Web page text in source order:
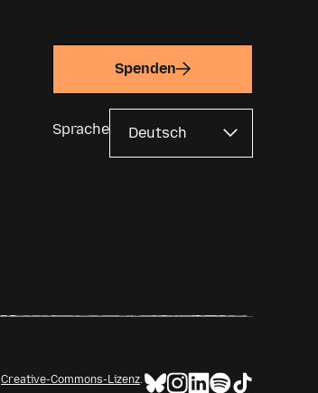
Spenden
Sprache
Creative-Commons-Lizenz